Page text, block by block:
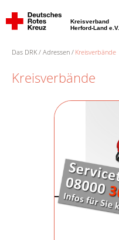
Kreisverband
Herford-Land e.V.
Das DRK Adressen Kreisverbände
Kreisverbände